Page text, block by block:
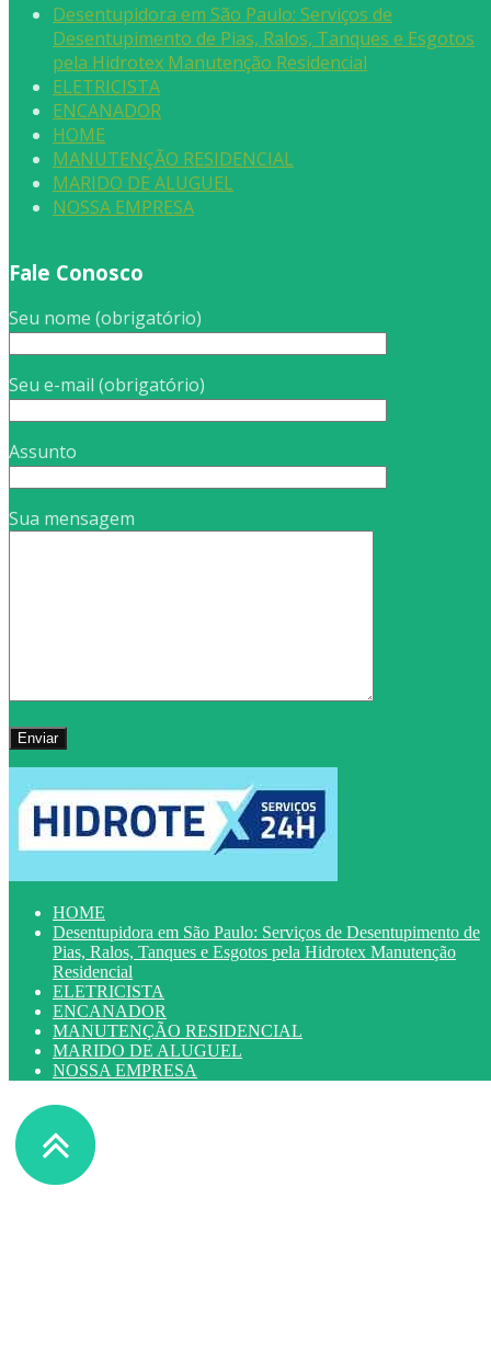
Desentupidora em São Paulo: Serviços de
Desentupimento de Pias, Ralos, Tanques e Esgotos
pela Hidrotex Manutenção Residencial
ELETRICISTA
ENCANADOR
HOME
MANUTENÇÃO RESIDENCIAL
MARIDO DE ALUGUEL
NOSSA EMPRESA
Fale Conosco
Seu nome (obrigatório)
Seu e-mail (obrigatório)
Assunto
Sua mensagem
HOME
Desentupidora em São Paulo: Serviços de Desentupimento de
Pias, Ralos, Tanques e Esgotos pela Hidrotex Manutenção
Residencial
ELETRICISTA
ENCANADOR
MANUTENÇÃO RESIDENCIAL
MARIDO DE ALUGUEL
NOSSA EMPRESA